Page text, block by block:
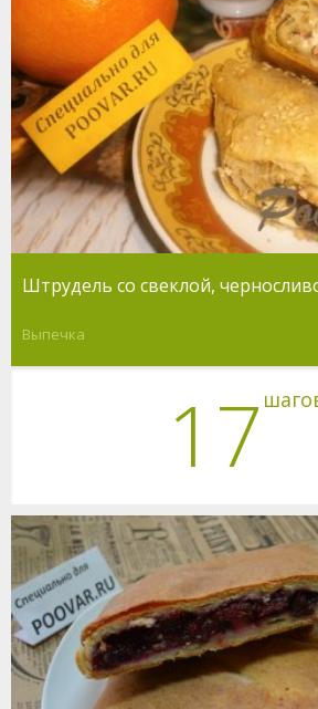
Штрудель со свеклой,
Выпечка
17